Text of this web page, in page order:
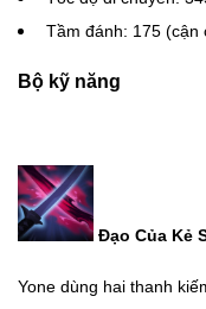
Tầm đánh: 175 (cận
Bộ kỹ năng
Đạo Của Kẻ
Yone dùng hai thanh